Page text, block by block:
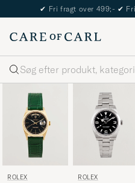
✔ Fri fragt over 499;- ✔
Søg
ROLEX
ROLEX